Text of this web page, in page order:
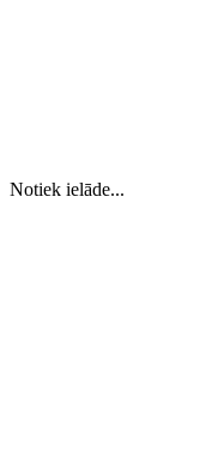
Notiek ielāde...